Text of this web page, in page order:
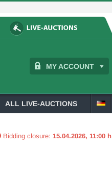
MY ACCOUNT
ALL LIVE-AUCTIONS
Bidding closure: 15.04.2026, 11:00 h